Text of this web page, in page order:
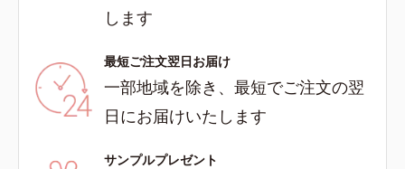
します
最短ご注文翌日お届け
一部地域を除き、最短でご注文の翌
日にお届けいたします
サンプルプレゼント